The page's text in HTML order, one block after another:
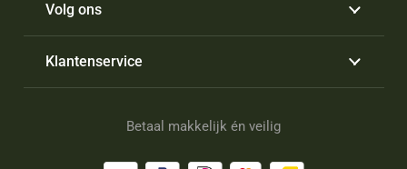
Volg ons
Klantenservice
Betaal makkelijk én veilig